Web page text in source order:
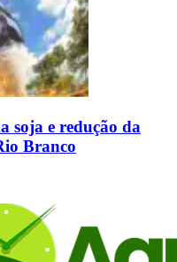
soja e redução da
Branco